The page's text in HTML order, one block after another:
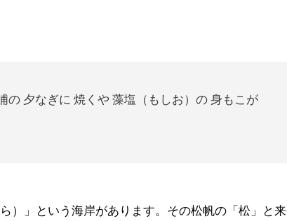
の 夕なぎに 焼くや 藻塩（もしお）の 身もこが
）」という海岸があります。その松帆の「松」と来